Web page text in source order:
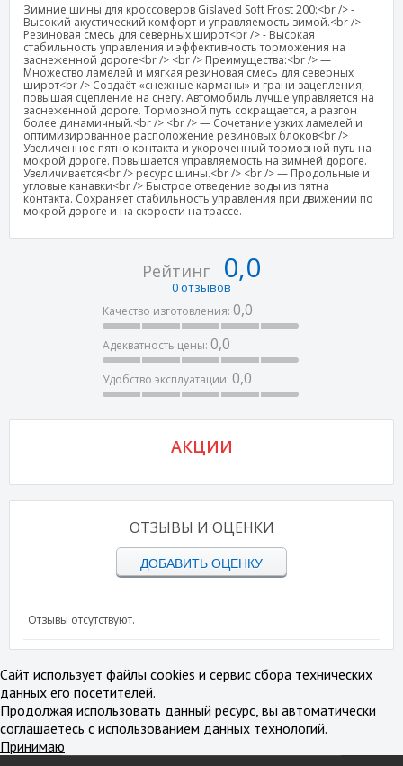
Зимние шины для кроссоверов Gislaved Soft Frost 200:<br /> -
Высокий акустический комфорт и управляемость зимой.<br /> -
Резиновая смесь для северных широт<br /> - Высокая
стабильность управления и эффективность торможения на
заснеженной дороге<br /> <br /> Преимущества:<br /> —
Множество ламелей и мягкая резиновая смесь для северных
широт<br /> Создаёт «снежные карманы» и грани зацепления,
повышая сцепление на снегу. Автомобиль лучше управляется на
заснеженной дороге. Тормозной путь сокращается, а разгон
более динамичный.<br /> <br /> — Сочетание узких ламелей и
оптимизированное расположение резиновых блоков<br />
Увеличенное пятно контакта и укороченный тормозной путь на
мокрой дороге. Повышается управляемость на зимней дороге.
Увеличивается<br /> ресурс шины.<br /> <br /> — Продольные и
угловые канавки<br /> Быстрое отведение воды из пятна
контакта. Сохраняет стабильность управления при движении по
мокрой дороге и на скорости на трассе.
Рейтинг 0,0
0 отзывов
Качество изготовления: 0,0
Адекватность цены: 0,0
Удобство эксплуатации: 0,0
АКЦИИ
ОТЗЫВЫ И ОЦЕНКИ
ДОБАВИТЬ ОЦЕНКУ
Отзывы отсутствуют.
Сайт использует файлы cookies и сервис сбора технических
данных его посетителей.
Продолжая использовать данный ресурс, вы автоматически
соглашаетесь с использованием данных технологий.
Принимаю